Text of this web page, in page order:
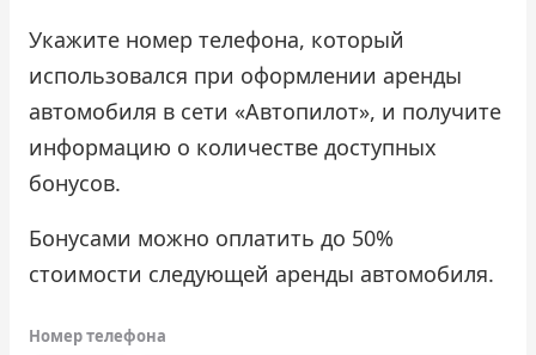
Цены
Программа лояльности
Проверить бонусный счёт
Блог
Укажите номер телефона, который
использовался при оформлении аренды
автомобиля в сети «Автопилот», и получите
информацию о количестве доступных
бонусов.
Бонусами можно оплатить до 50%
стоимости следующей аренды автомобиля.
Номер телефона